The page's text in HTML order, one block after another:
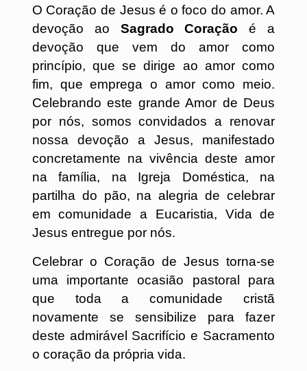
O Coração de Jesus é o foco do amor. A
devoção ao Sagrado Coração é a
devoção que vem do amor como
princípio, que se dirige ao amor como
fim, que emprega o amor como meio.
Celebrando este grande Amor de Deus
por nós, somos convidados a renovar
nossa devoção a Jesus, manifestado
concretamente na vivência deste amor
na família, na Igreja Doméstica, na
partilha do pão, na alegria de celebrar
em comunidade a Eucaristia, Vida de
Jesus entregue por nós.
Celebrar o Coração de Jesus torna-se
uma importante ocasião pastoral para
que toda a comunidade cristã
novamente se sensibilize para fazer
deste admirável Sacrifício e Sacramento
o coração da própria vida.